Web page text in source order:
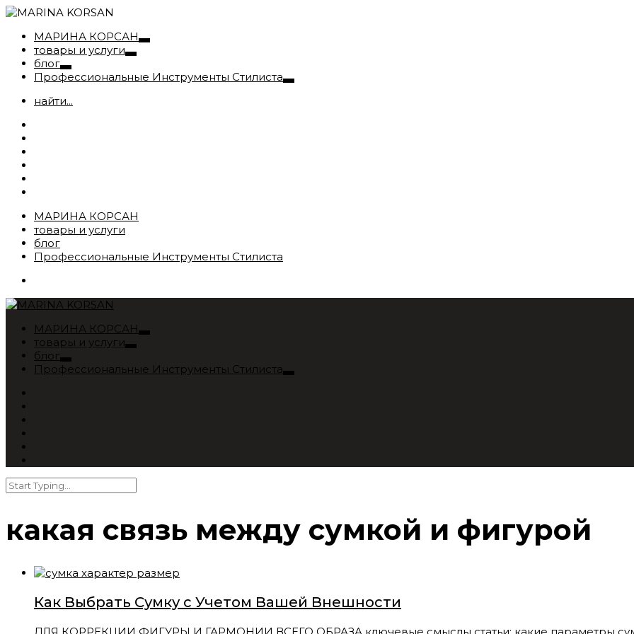
МАРИНА КОРСАН
товары и услуги
блог
Профессиональные Инструменты Стилиста
найти...
МАРИНА КОРСАН
товары и услуги
блог
Профессиональные Инструменты Стилиста
МАРИНА КОРСАН
товары и услуги
блог
Профессиональные Инструменты Стилиста
какая связь между сумкой и фигурой
Как Выбрать Сумку с Учетом Вашей Внешности
ДЛЯ КОРРЕКЦИИ ФИГУРЫ И ГАРМОНИИ ВСЕГО ОБРАЗА ключевые смыслы статьи: какие параметры